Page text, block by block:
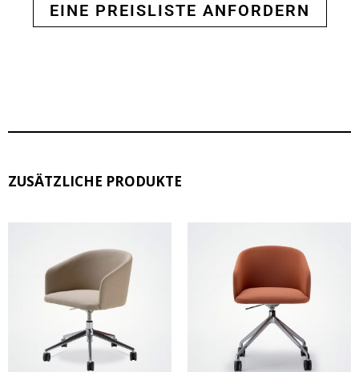
EINE PREISLISTE ANFORDERN
ZUSÄTZLICHE PRODUKTE